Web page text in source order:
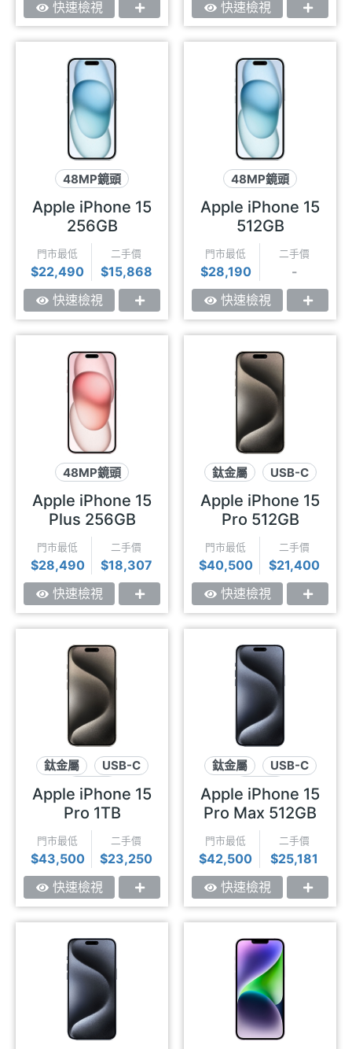
快速檢視
快速檢視
48MP鏡頭
USB-C
動態島
Apple iPhone 15
256GB
門市最低
$22,490
二手價
$15,868
快速檢視
48MP鏡頭
USB-C
動態島
Apple iPhone 15
512GB
門市最低
$28,190
二手價
-
快速檢視
48MP鏡頭
USB-C
動態島
Apple iPhone 15
Plus 256GB
門市最低
$28,490
二手價
$18,307
快速檢視
鈦金屬
USB-C
動態島
Apple iPhone 15
Pro 512GB
門市最低
$40,500
二手價
$21,400
快速檢視
鈦金屬
USB-C
動態島
Apple iPhone 15
Pro 1TB
門市最低
$43,500
二手價
$23,250
快速檢視
鈦金屬
USB-C
動態島
Apple iPhone 15
Pro Max 512GB
門市最低
$42,500
二手價
$25,181
快速檢視